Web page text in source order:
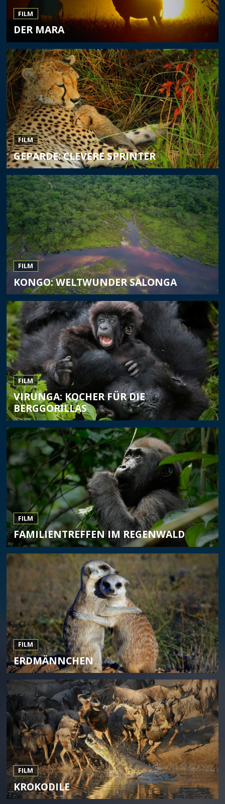
FILM
DER MARA
FILM
GEPARDE: CLEVERE SPRINTER
FILM
KONGO: WELTWUNDER SALONGA
FILM
VIRUNGA: KOCHER FÜR DIE
BERGGORILLAS
FILM
FAMILIENTREFFEN IM REGENWALD
FILM
ERDMÄNNCHEN
FILM
KROKODILE